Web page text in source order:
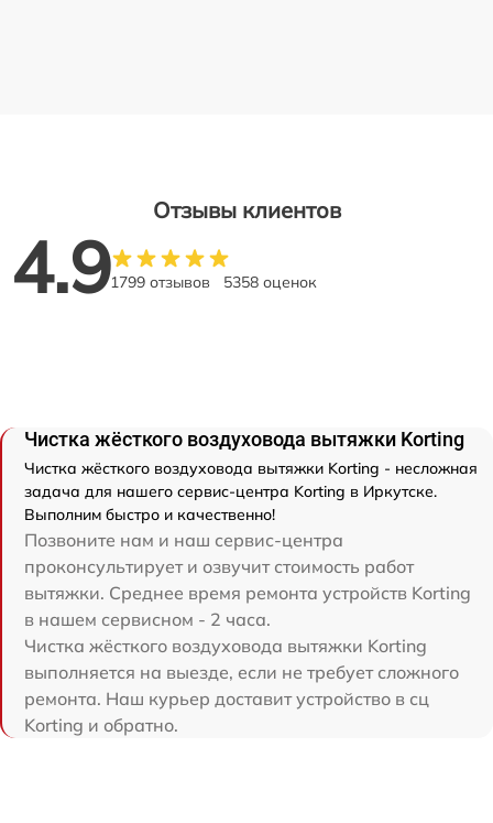
Отзывы клиентов
4.91799 отзывов 5358 оценок
Чистка жёсткого воздуховода вытяжки Korting
Чистка жёсткого воздуховода вытяжки Korting - несложная
задача для нашего сервис-центра Korting в Иркутске.
Выполним быстро и качественно!
Позвоните нам и наш сервис-центра
проконсультирует и озвучит стоимость работ
вытяжки. Среднее время ремонта устройств Korting
в нашем сервисном - 2 часа.
Чистка жёсткого воздуховода вытяжки Korting
выполняется на выезде, если не требует сложного
ремонта. Наш курьер доставит устройство в сц
Korting и обратно.